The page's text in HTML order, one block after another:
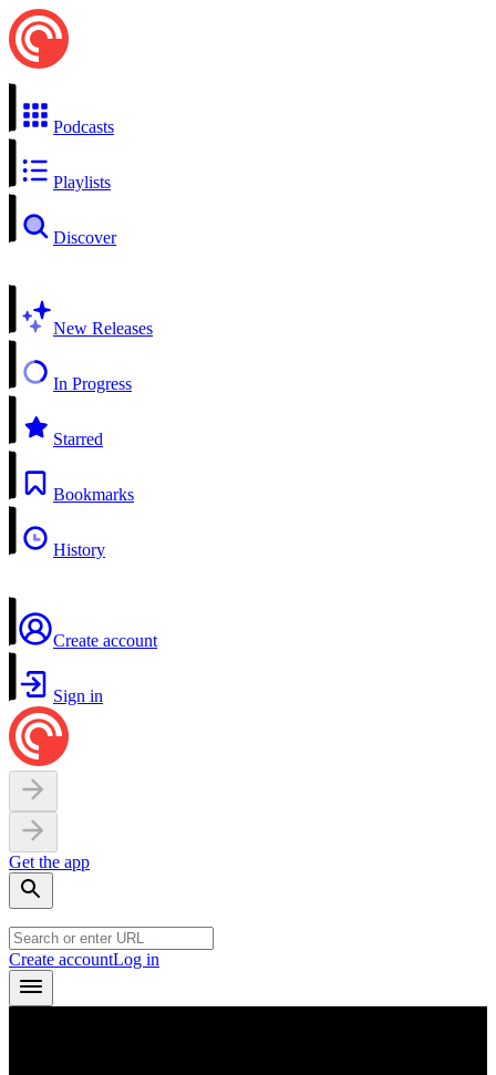
Podcasts
Playlists
Discover
New Releases
In Progress
Starred
Bookmarks
History
Create account
Sign in
Get the app
Create accountLog in